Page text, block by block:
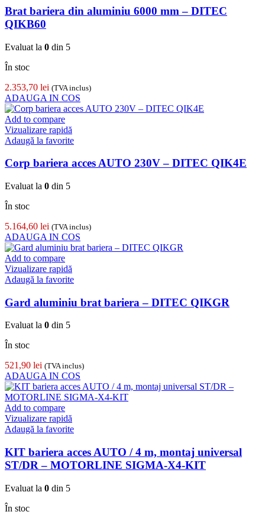
Brat bariera din aluminiu 6000 mm – DITEC
QIKB60
Evaluat la 0 din 5
În stoc
2.353,70 lei (TVA inclus)
ADAUGA IN COS
Add to compare
Vizualizare rapidă
Adaugă la favorite
Corp bariera acces AUTO 230V – DITEC QIK4E
Evaluat la 0 din 5
În stoc
5.164,60 lei (TVA inclus)
ADAUGA IN COS
Add to compare
Vizualizare rapidă
Adaugă la favorite
Gard aluminiu brat bariera – DITEC QIKGR
Evaluat la 0 din 5
În stoc
521,90 lei (TVA inclus)
ADAUGA IN COS
Add to compare
Vizualizare rapidă
Adaugă la favorite
KIT bariera acces AUTO / 4 m, montaj universal
ST/DR – MOTORLINE SIGMA-X4-KIT
Evaluat la 0 din 5
În stoc